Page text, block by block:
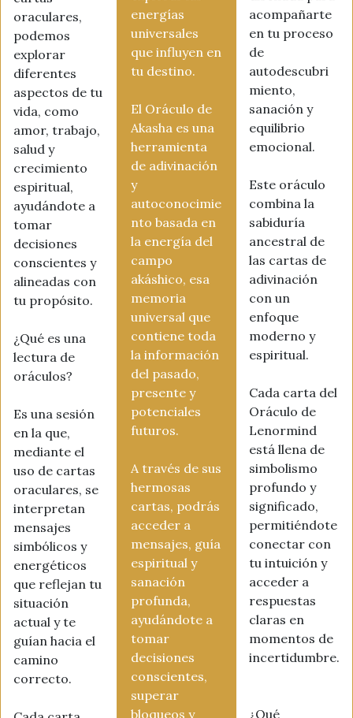
oraculares,
podemos
explorar
diferentes
aspectos de tu
vida, como
amor, trabajo,
salud y
crecimiento
espiritual,
ayudándote a
tomar
decisiones
conscientes y
alineadas con
tu propósito.
¿Qué es una
lectura de
oráculos?
Es una sesión
en la que,
mediante el
uso de cartas
oraculares, se
interpretan
mensajes
simbólicos y
energéticos
que reflejan tu
situación
actual y te
guían hacia el
camino
correcto.
energías
universales
que influyen en
tu destino.
El Oráculo de
Akasha es una
herramienta
de adivinación
y
autoconocimie
nto basada en
la energía del
campo
akáshico, esa
memoria
universal que
contiene toda
la información
del pasado,
presente y
potenciales
futuros.
A través de sus
hermosas
cartas, podrás
acceder a
mensajes, guía
espiritual y
sanación
profunda,
ayudándote a
tomar
decisiones
conscientes,
superar
bloqueos y
acompañarte
en tu proceso
de
autodescubri
miento,
sanación y
equilibrio
emocional.
Este oráculo
combina la
sabiduría
ancestral de
las cartas de
adivinación
con un
enfoque
moderno y
espiritual.
Cada carta del
Oráculo de
Lenormind
está llena de
simbolismo
profundo y
significado,
permitiéndote
conectar con
tu intuición y
acceder a
respuestas
claras en
momentos de
incertidumbre.
¿Qué